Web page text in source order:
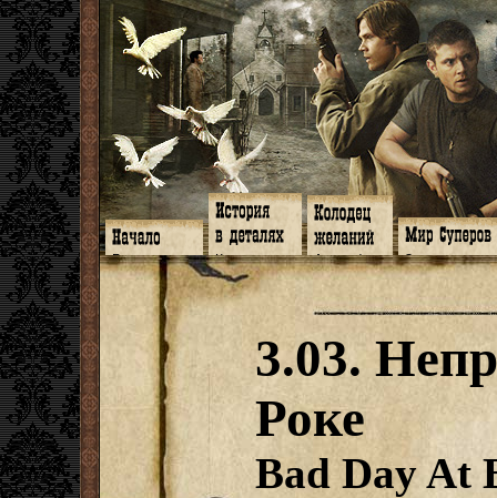
Главная
Программа
Форум
Facebook
Гостевая
Книги
Галереи
Музыка
Видео
Субтитры
Заметки
Мысли
Откровение
Арт-кафе
Игромания
Фанфики
Обои
Фанарт
Анекдоты
Передоз
Страшилки
Знакомство
Обитатели
Семейное
Дневник
Арсенал
СИЗО
Суперы от и
Дневник Джо
3.03.
Роке
Bad Day At